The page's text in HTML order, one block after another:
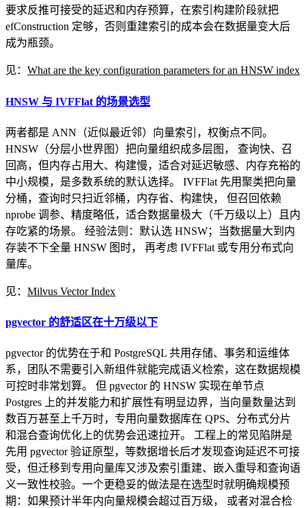
要求反推可接受的延迟和内存预算，在索引构建阶段就把
efConstruction 定够，否则重建索引的成本会在数据量变大后
成为瓶颈。
见： What are the key configuration parameters for an HNSW index
HNSW 与 IVFFlat 的场景选型
两者都是 ANN（近似最近邻）向量索引，权衡点不同。
HNSW（分层小世界图）把向量组织成多层图， 查询快、召
回高，但内存占用大、构建慢，适合对延迟敏感、内存充裕的
中小规模，是多数系统的默认选择。 IVFFlat 先用聚类把向量
分桶，查询时只扫近邻桶，内存省、构建快， 但召回依赖
nprobe 调参、精度略低，适合数据量极大（千万级以上）且内
存吃紧的场景。 经验法则：默认选 HNSW；当数据量大到内
存装不下全量 HNSW 图时， 再考虑 IVFFlat 或专用分布式向
量库。
见： Milvus Vector Index
pgvector 的舒适区在十万级以下
pgvector 的优势在于和 PostgreSQL 共用存储、事务和运维体
系，团队不需要引入新组件就能完成语义检索，这在数据规模
可控时非常划算。 但 pgvector 的 HNSW 实现在单节点
Postgres 上的并发能力和扩展性有明显边界，当向量数量达到
数百万甚至上千万时，专用向量数据库在 QPS、分布式分片
和混合查询优化上的优势会迅速拉开。 工程上的常见陷阱是
先用 pgvector 验证原型，等数据增长后才发现查询延迟不可接
受，但迁移到专用向量库又涉及索引重建、嵌入重导和查询语
义一致性校验。一个更稳妥的做法是在选型时就明确规模预
期：如果预计半年内向量规模会超过百万级， 或者对混合检